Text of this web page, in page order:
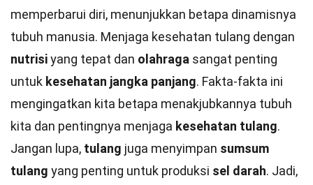
memperbarui diri, menunjukkan betapa dinamisnya
tubuh manusia. Menjaga kesehatan tulang dengan
nutrisiyang tepat dan olahraga sangat penting
untuk kesehatan jangka panjang. Fakta-fakta ini
mengingatkan kita betapa menakjubkannya tubuh
kita dan pentingnya menjaga kesehatan tulang.
Jangan lupa, tulang juga menyimpan sumsum
tulang yang penting untuk produksi sel darah. Jadi,